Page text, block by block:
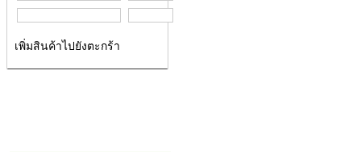
เพิ่มสินค้าไปยังตะกร้า